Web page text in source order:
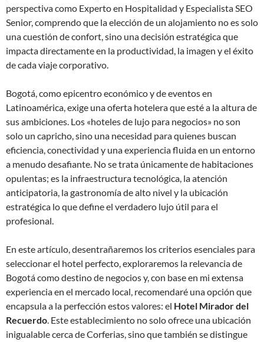
perspectiva como Experto en Hospitalidad y Especialista SEO
Senior, comprendo que la elección de un alojamiento no es solo
una cuestión de confort, sino una decisión estratégica que
impacta directamente en la productividad, la imagen y el éxito
de cada viaje corporativo.
Bogotá, como epicentro económico y de eventos en
Latinoamérica, exige una oferta hotelera que esté a la altura de
sus ambiciones. Los «hoteles de lujo para negocios» no son
solo un capricho, sino una necesidad para quienes buscan
eficiencia, conectividad y una experiencia fluida en un entorno
a menudo desafiante. No se trata únicamente de habitaciones
opulentas; es la infraestructura tecnológica, la atención
anticipatoria, la gastronomía de alto nivel y la ubicación
estratégica lo que define el verdadero lujo útil para el
profesional.
En este artículo, desentrañaremos los criterios esenciales para
seleccionar el hotel perfecto, exploraremos la relevancia de
Bogotá como destino de negocios y, con base en mi extensa
experiencia en el mercado local, recomendaré una opción que
encapsula a la perfección estos valores: el Hotel Mirador del
Recuerdo. Este establecimiento no solo ofrece una ubicación
inigualable cerca de Corferias, sino que también se distingue